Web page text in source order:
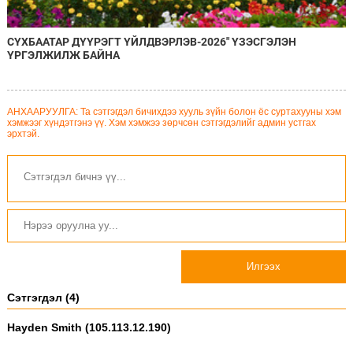
СҮХБААТАР ДҮҮРЭГТ ҮЙЛДВЭРЛЭВ-2026" ҮЗЭСГЭЛЭН
ҮРГЭЛЖИЛЖ БАЙНА
АНХААРУУЛГА: Та сэтгэгдэл бичихдээ хууль зүйн болон ёс суртахууны хэм
хэмжээг хүндэтгэнэ үү. Хэм хэмжээ зөрчсөн сэтгэгдэлийг админ устгах
эрхтэй.
Илгээх
Сэтгэгдэл (4)
Hayden Smith (105.113.12.190)